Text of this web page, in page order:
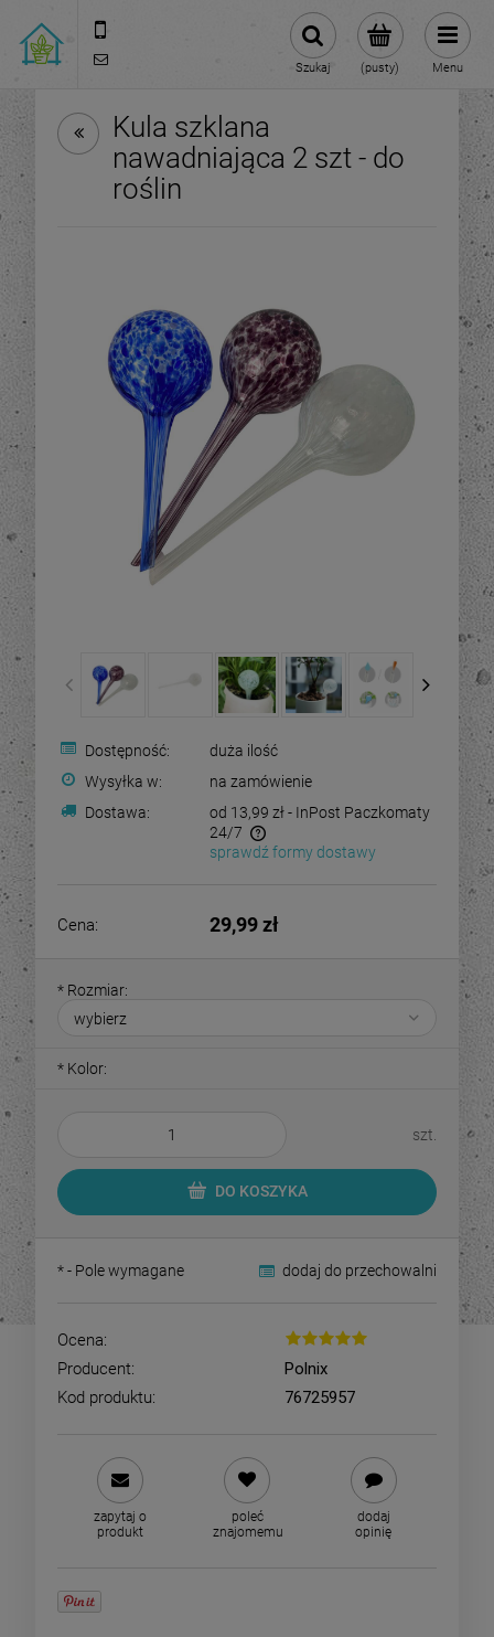
(pusty)
Szukaj Menu
Kula szklana
nawadniająca 2 szt - do
roślin
Dostępność:
duża ilość
Wysyłka w:
na zamówienie
Dostawa:
od 13,99 zł - InPost Paczkomaty
24/7
sprawdź formy dostawy
Cena: 29,99 zł
* Rozmiar:
* Kolor:
szt.
DO KOSZYKA
dodaj do przechowalni
*- Pole wymagane
Ocena:
Producent:
Polnix
Kod produktu:
76725957
zapytaj o
produkt
poleć
znajomemu
dodaj
opinię